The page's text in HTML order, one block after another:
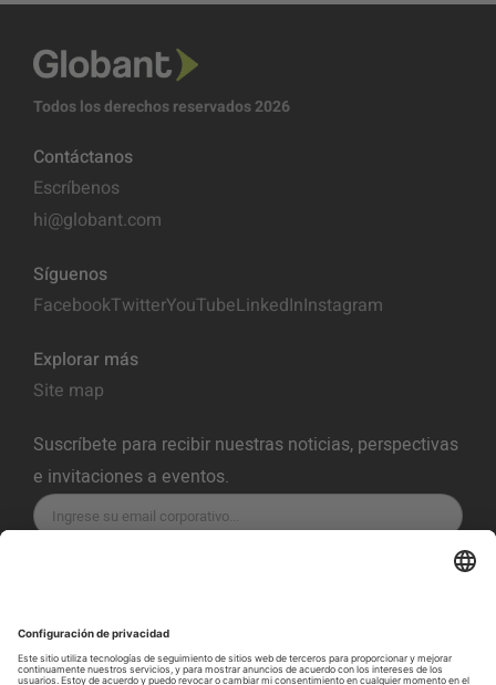
Todos los derechos reservados 2026
Contáctanos
Escríbenos
hi@globant.com
Síguenos
FacebookTwitterYouTubeLinkedInInstagram
Explorar más
Site map
Suscríbete para recibir nuestras noticias, perspectivas
e invitaciones a eventos.